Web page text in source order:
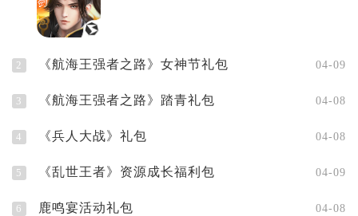
2 《航海王强者之路》女神节礼包 04-09
3 《航海王强者之路》踏青礼包 04-08
4 《兵人大战》礼包 04-08
5 《乱世王者》资源成长福利包 04-09
6 鹿鸣宴活动礼包 04-08